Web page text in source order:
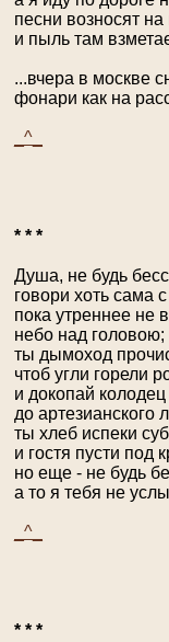
песни возносят
и пыль там
...вчера в москве
фонари как на
_^_
* * *
Душа, не будь
говори хоть сама
пока утреннее не
небо над головою;
ты дымоход
чтоб угли горели
и докопай колодец
до артезианского
ты хлеб испеки
и гостя пусти под
но еще - не будь
а то я тебя не
_^_
* * *